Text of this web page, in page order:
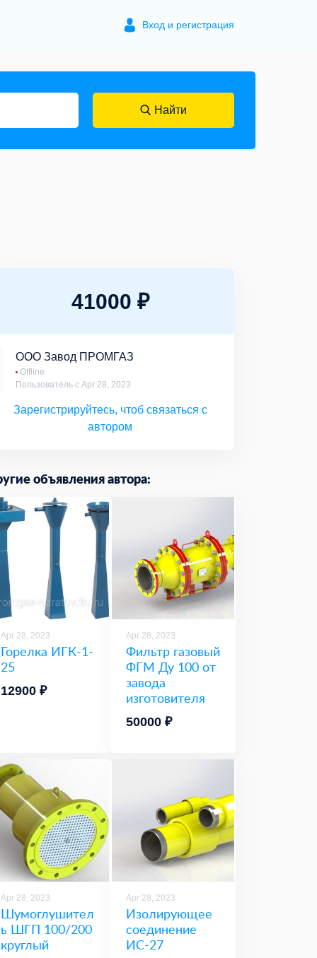
Вход и регистрация
Найти
41000 ₽
ООО Завод ПРОМГАЗ
Offline
Пользователь с Apr 28, 2023
Зарегистрируйтесь, чтоб связаться с
автором
объявления автора:
Apr 28, 2023
Горелка ИГК-1-
25
12900 ₽
Apr 28, 2023
Фильтр газовый
ФГМ Ду 100 от
завода
изготовителя
50000 ₽
Apr 28, 2023
Шумоглушител
ь ШГП 100/200
круглый
Apr 28, 2023
Изолирующее
соединение
ИС-27